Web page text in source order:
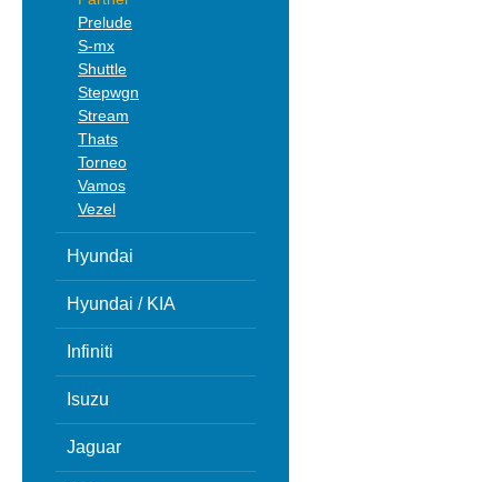
Prelude
S-mx
Shuttle
Stepwgn
Stream
Thats
Torneo
Vamos
Vezel
Hyundai
Hyundai / KIA
Infiniti
Isuzu
Jaguar